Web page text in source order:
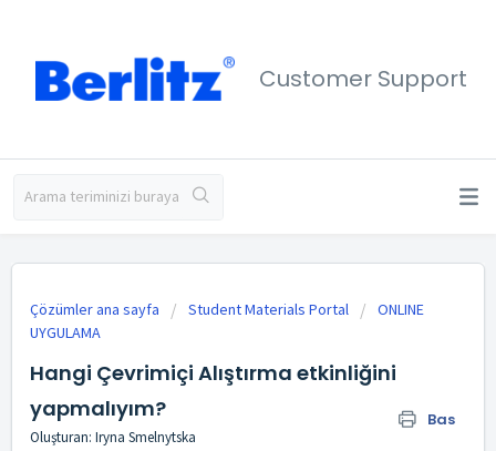
Customer Support
Çözümler ana sayfa Student Materials Portal
ONLINE
UYGULAMA
Hangi Çevrimiçi Alıştırma etkinliğini
yapmalıyım?
Bas
Oluşturan: Iryna Smelnytska